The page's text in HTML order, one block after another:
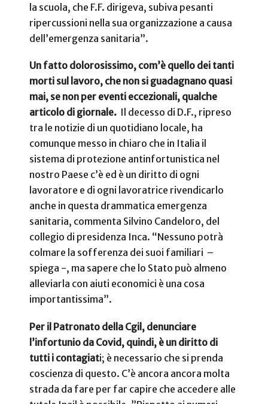
la scuola, che F.F. dirigeva, subiva pesanti
ripercussioni nella sua organizzazione a causa
dell’emergenza sanitaria”.
Un fatto dolorosissimo, com’è quello dei tanti
morti sul lavoro, che non si guadagnano quasi
mai, se non per eventi eccezionali, qualche
articolo di giornale. Il decesso di D.F., ripreso
tra le notizie di un quotidiano locale, ha
comunque messo in chiaro che in Italia il
sistema di protezione antinfortunistica nel
nostro Paese c’è ed è un diritto di ogni
lavoratore e di ogni lavoratrice rivendicarlo
anche in questa drammatica emergenza
sanitaria, commenta Silvino Candeloro, del
collegio di presidenza Inca. “Nessuno potrà
colmare la sofferenza dei suoi familiari –
spiega -, ma sapere che lo Stato può almeno
alleviarla con aiuti economici è una cosa
importantissima”.
Per il Patronato della Cgil, denunciare
l’infortunio da Covid, quindi, è un diritto di
tutti i contagiati; è necessario che si prenda
coscienza di questo. C’è ancora ancora molta
strada da fare per far capire che accedere alle